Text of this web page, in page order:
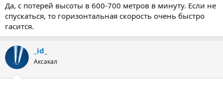
Да, с потерей высоты в 600-700 метров в минуту. Если не
спускаться, то горизонтальная скорость очень быстро
гасится.
_id_
Аксакал